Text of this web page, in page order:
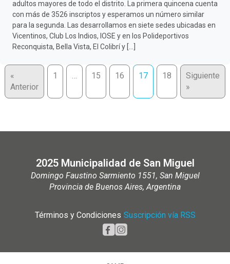
adultos mayores de todo el distrito. La primera quincena cuenta
con más de 3526 inscriptos y esperamos un número similar
para la segunda. Las desarrollamos en siete sedes ubicadas en
Vicentinos, Club Los Indios, IOSE y en los Polideportivos
Reconquista, Bella Vista, El Colibrí y […]
«
Anterior
1 15 16 17 18
Siguiente
»
2025 Municipalidad de San Miguel
Domingo Faustino Sarmiento 1551, San Miguel
Provincia de Buenos Aires, Argentina
Términos y Condiciones Suscripción vía RSS